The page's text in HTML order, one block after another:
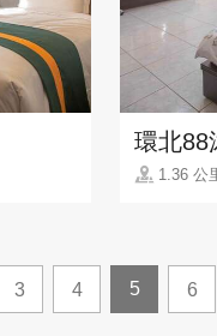
環北88
1.36 公
3 4 5 6